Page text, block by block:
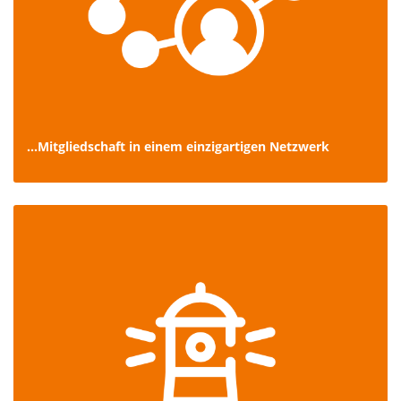
...Mitgliedschaft in einem einzigartigen Netzwerk